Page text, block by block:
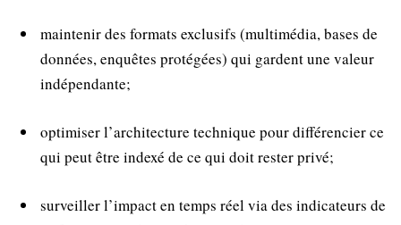
maintenir des formats exclusifs (multimédia, bases de
données, enquêtes protégées) qui gardent une valeur
indépendante;
optimiser l’architecture technique pour différencier ce
qui peut être indexé de ce qui doit rester privé;
surveiller l’impact en temps réel via des indicateurs de